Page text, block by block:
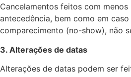
Cancelamentos feitos com
antecedência, bem como em caso
comparecimento (no-show), não
3. Alterações de datas
Alterações de datas podem ser